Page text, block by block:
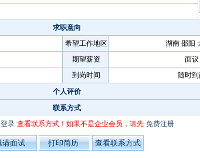
求职意向
希望工作地区
湖南 邵阳
期望薪资
面议
到岗时间
随时
个人评价
联系方式
登录 查看联系方式！如果不是企业会员，请先 免费注册